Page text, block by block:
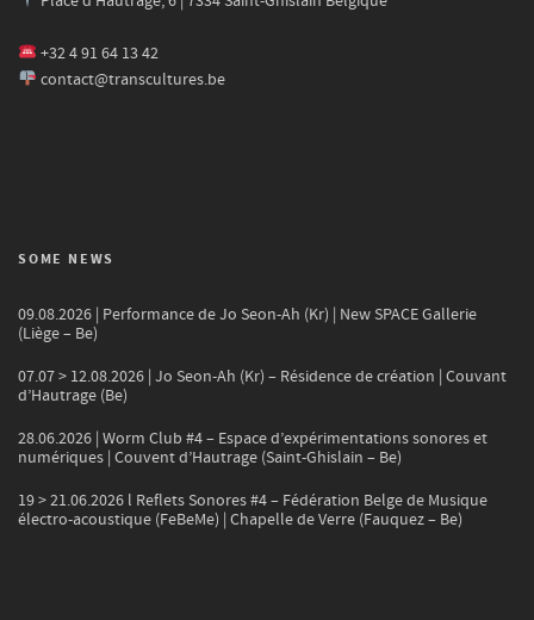
+32 4 91 64 13 42
contact@transcultures.be
SOME NEWS
09.08.2026 | Performance de Jo Seon-Ah (Kr) | New SPACE Gallerie
(Liège – Be)
07.07 > 12.08.2026 | Jo Seon-Ah (Kr) – Résidence de création | Couvant
d’Hautrage (Be)
28.06.2026 | Worm Club #4 – Espace d’expérimentations sonores et
numériques | Couvent d’Hautrage (Saint-Ghislain – Be)
19 > 21.06.2026 l Reflets Sonores #4 – Fédération Belge de Musique
électro-acoustique (FeBeMe) | Chapelle de Verre (Fauquez – Be)